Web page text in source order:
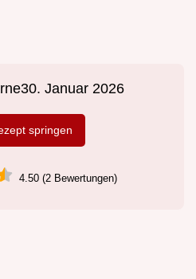
30. Januar 2026
springen
4.50 (2 Bewertungen)